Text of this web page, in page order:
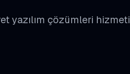
yazılım çözümleri hizmeti